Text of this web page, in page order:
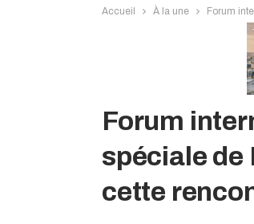
Accueil À la une Forum
Forum
spéciale de
cette